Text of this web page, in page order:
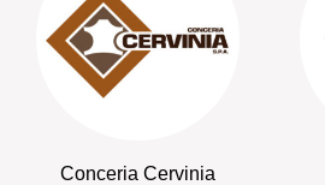
Conceria Cervinia